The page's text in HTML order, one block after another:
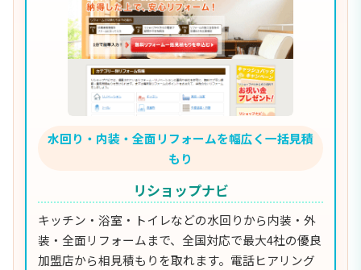
水回り・内装・全面リフォームを幅広く一括見積
もり
リショップナビ
キッチン・浴室・トイレなどの水回りから内装・外
装・全面リフォームまで、全国対応で最大4社の優良
加盟店から相見積もりを取れます。電話ヒアリング